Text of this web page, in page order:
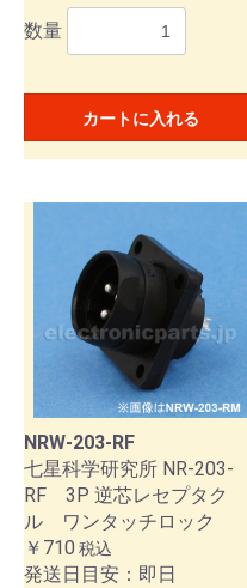
数量
カートに入れる
NRW-203-RF
七星科学研究所 NR-203-
RF 3P 逆芯レセプタク
ル ワンタッチロック
￥710 税込
発送日目安：即日